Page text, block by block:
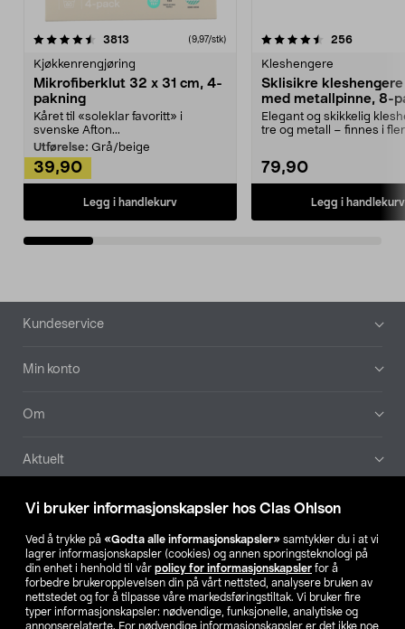
Vi bruker informasjonskapsler hos Clas Ohlson
Ved å trykke på «Godta alle informasjonskapsler» samtykker du i at vi
lagrer informasjonskapsler (cookies) og annen sporingsteknologi på
din enhet i henhold til vår policy for informasjonskapsler for å
forbedre brukeropplevelsen din på vårt nettsted, analysere bruken av
nettstedet og for å tilpasse våre markedsføringstiltak. Vi bruker fire
typer informasjonskapsler: nødvendige, funksjonelle, analytiske og
annonserelaterte. For nødvendige informasjonskapsler er det ikke noe
3813 anmeldelser(9,97/stk)
Kjøkkenrengjøring
Mikrofiberklut 32 x 31 cm, 4-
pakning
Kåret til «soleklar favoritt» i
svenske Afton...
Utførelse: Grå/beige
39,90
Legg i handlekurv
4.5av 5 stjerner 256
Kleshengere
Sklisikre
med metallpinne, 8-
Elegant og skikkelig
tre og metall – finnes i
79,90
Legg i handlekurv
4.5av 5 stjerner
Bunntekst
Kundeservice
Min konto
Om
Aktuelt
Våre selskaper
Finn din butikk
SE NO FI